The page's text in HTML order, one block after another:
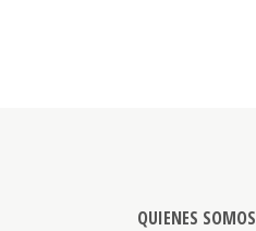
QUIENES SOMOS